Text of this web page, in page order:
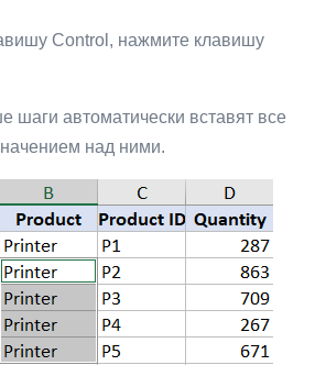
Control, нажмите клавишу
автоматически вставят все
над ними.